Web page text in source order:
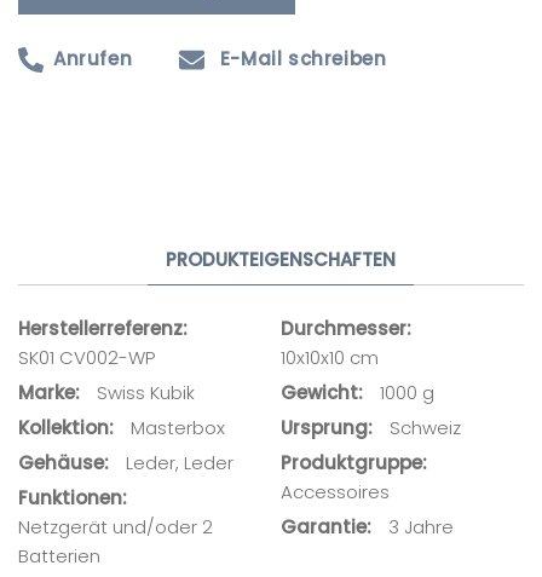
Anrufen E-Mail schreiben
Ihre E-Mail-Adresse
Ihre Nachricht
PRODUKTEIGENSCHAFTEN
Herstellerreferenz
SK01 CV002-WP
Marke
Swiss Kubik
Kollektion
Masterbox
Gehäuse
Leder, Leder
Funktionen
Netzgerät und/oder 2
Batterien
Durchmesser
10x10x10 cm
Gewicht
1000 g
Ursprung
Schweiz
Produktgruppe
Accessoires
Garantie
3 Jahre